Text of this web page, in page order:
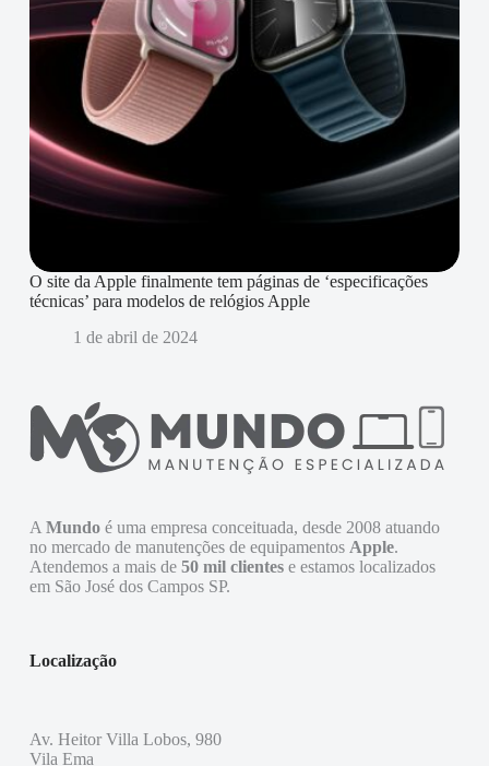
O site da Apple finalmente tem páginas de ‘especificações
técnicas’ para modelos de relógios Apple
1 de abril de 2024
A Mundoé uma empresa conceituada, desde 2008 atuando
no mercado de manutenções de equipamentos Apple.
Atendemos a mais de 50 mil clientese estamos localizados
em São José dos Campos SP.
Localização
Av. Heitor Villa Lobos, 980
Vila Ema